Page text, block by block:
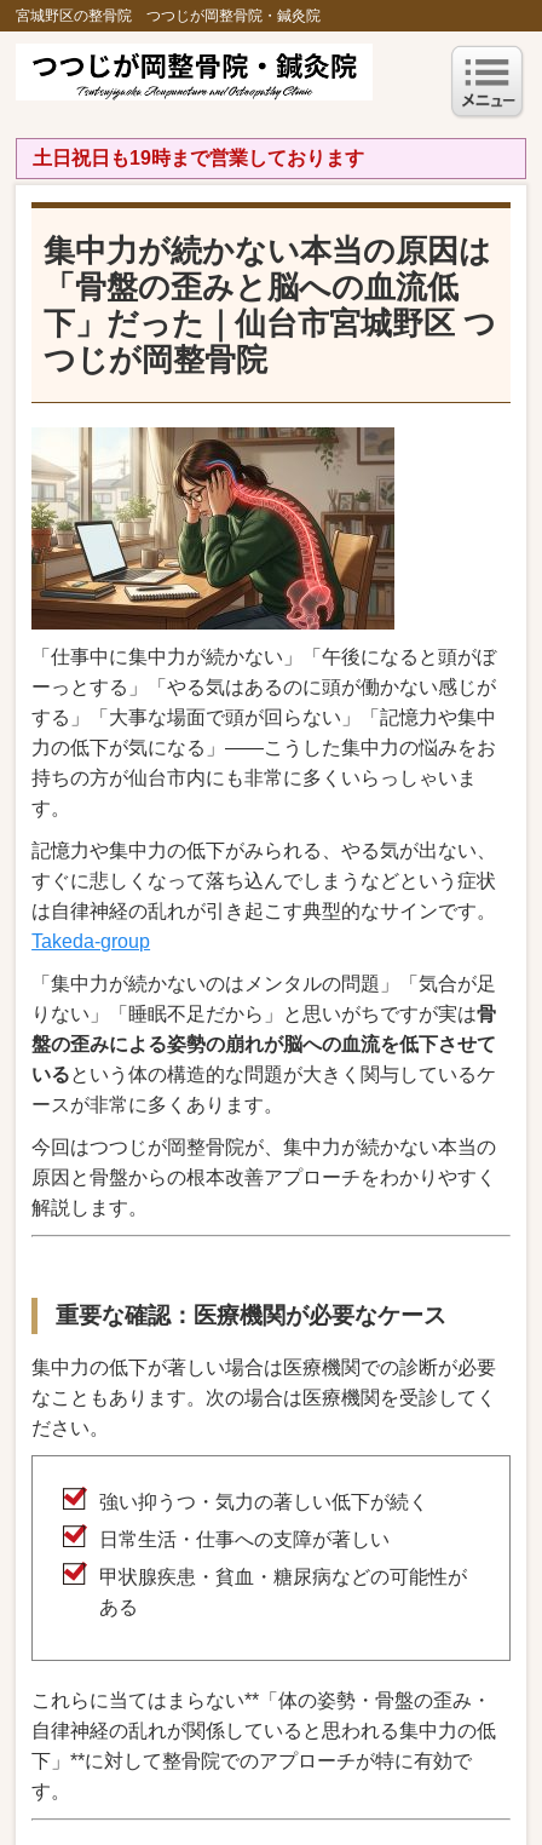
宮城野区の整骨院 つつじが岡整骨院・鍼灸院
土日祝日も19時まで営業しております
集中力が続かない本当の原因は
「骨盤の歪みと脳への血流低
下」だった｜仙台市宮城野区 つ
つじが岡整骨院
「仕事中に集中力が続かない」「午後になると頭がぼ
ーっとする」「やる気はあるのに頭が働かない感じが
する」「大事な場面で頭が回らない」「記憶力や集中
力の低下が気になる」――こうした集中力の悩みをお
持ちの方が仙台市内にも非常に多くいらっしゃいま
す。
記憶力や集中力の低下がみられる、やる気が出ない、
すぐに悲しくなって落ち込んでしまうなどという症状
は自律神経の乱れが引き起こす典型的なサインです。
Takeda-group
「集中力が続かないのはメンタルの問題」「気合が足
りない」「睡眠不足だから」と思いがちですが実は骨
盤の歪みによる姿勢の崩れが脳への血流を低下させて
いるという体の構造的な問題が大きく関与しているケ
ースが非常に多くあります。
今回はつつじが岡整骨院が、集中力が続かない本当の
原因と骨盤からの根本改善アプローチをわかりやすく
解説します。
重要な確認：医療機関が必要なケース
集中力の低下が著しい場合は医療機関での診断が必要
なこともあります。次の場合は医療機関を受診してく
ださい。
強い抑うつ・気力の著しい低下が続く
日常生活・仕事への支障が著しい
甲状腺疾患・貧血・糖尿病などの可能性が
ある
これらに当てはまらない**「体の姿勢・骨盤の歪み・
自律神経の乱れが関係していると思われる集中力の低
下」**に対して整骨院でのアプローチが特に有効で
す。